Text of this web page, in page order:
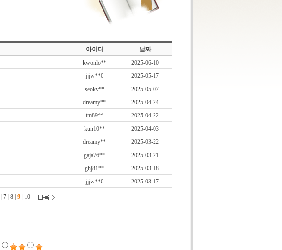
아이디
날짜
kwonlo**
2025-06-10
jjjw**0
2025-05-17
seoky**
2025-05-07
dreamy**
2025-04-24
im89**
2025-04-22
kun10**
2025-04-03
dreamy**
2025-03-22
gaja76**
2025-03-21
ghj81**
2025-03-18
jjjw**0 2025-03-17
7 8 9 10